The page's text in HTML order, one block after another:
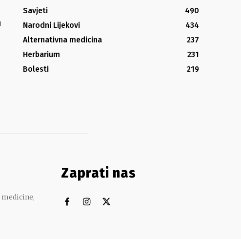
Savjeti
490
Narodni Lijekovi
434
Alternativna medicina
237
Herbarium
231
Bolesti
219
Zaprati nas